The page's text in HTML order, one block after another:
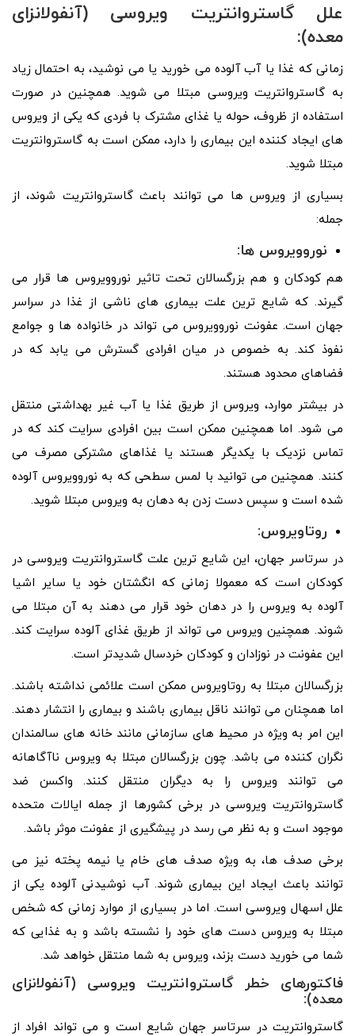
علل گاستروانتریت ویروسی (آنفولانزای
معده):
زمانی که غذا یا آب آلوده می خورید یا می نوشید، به احتمال زیاد
به گاستروانتریت ویروسی مبتلا می شوید. همچنین در صورت
استفاده از ظروف، حوله یا غذای مشترک با فردی که یکی از ویروس
های ایجاد کننده این بیماری را دارد، ممکن است به گاستروانتریت
مبتلا شوید.
بسیاری از ویروس ها می توانند باعث گاستروانتریت شوند، از
جمله:
نوروویروس ها:
هم کودکان و هم بزرگسالان تحت تاثیر نوروویروس ها قرار می
گیرند. که شایع ترین علت بیماری های ناشی از غذا در سراسر
جهان است. عفونت نوروویروس می تواند در خانواده ها و جوامع
نفوذ کند. به خصوص در میان افرادی گسترش می یابد که در
فضاهای محدود هستند.
در بیشتر موارد، ویروس از طریق غذا یا آب غیر بهداشتی منتقل
می شود. اما همچنین ممکن است بین افرادی سرایت کند که در
تماس نزدیک با یکدیگر هستند یا غذاهای مشترکی مصرف می
کنند. همچنین می توانید با لمس سطحی که به نوروویروس آلوده
شده است و سپس دست زدن به دهان به ویروس مبتلا شوید.
روتاویروس:
در سرتاسر جهان، این شایع ترین علت گاستروانتریت ویروسی در
کودکان است که معمولا زمانی که انگشتان خود یا سایر اشیا
آلوده به ویروس را در دهان خود قرار می دهند به آن مبتلا می
شوند. همچنین ویروس می تواند از طریق غذای آلوده سرایت کند.
این عفونت در نوزادان و کودکان خردسال شدیدتر است.
بزرگسالان مبتلا به روتاویروس ممکن است علائمی نداشته باشند.
اما همچنان می توانند ناقل بیماری باشند و بیماری را انتشار دهند.
این امر به ویژه در محیط های سازمانی مانند خانه های سالمندان
نگران کننده می باشد. چون بزرگسالان مبتلا به ویروس ناآگاهانه
می توانند ویروس را به دیگران منتقل کنند. واکسن ضد
گاستروانتریت ویروسی در برخی کشورها از جمله ایالات متحده
موجود است و به نظر می رسد در پیشگیری از عفونت موثر باشد.
برخی صدف ها، به ویژه صدف های خام یا نیمه پخته نیز می
توانند باعث ایجاد این بیماری شوند. آب نوشیدنی آلوده یکی از
علل اسهال ویروسی است. اما در بسیاری از موارد زمانی که شخص
مبتلا به ویروس دست های خود را نشسته باشد و به غذایی که
شما می خورید دست بزند، ویروس به شما منتقل خواهد شد.
فاکتورهای خطر گاستروانتریت ویروسی (آنفولانزای
معده):
گاستروانتریت در سرتاسر جهان شایع است و می تواند افراد از